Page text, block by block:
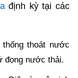
định kỳ tại các
thống thoát nước
đọng nước thải.